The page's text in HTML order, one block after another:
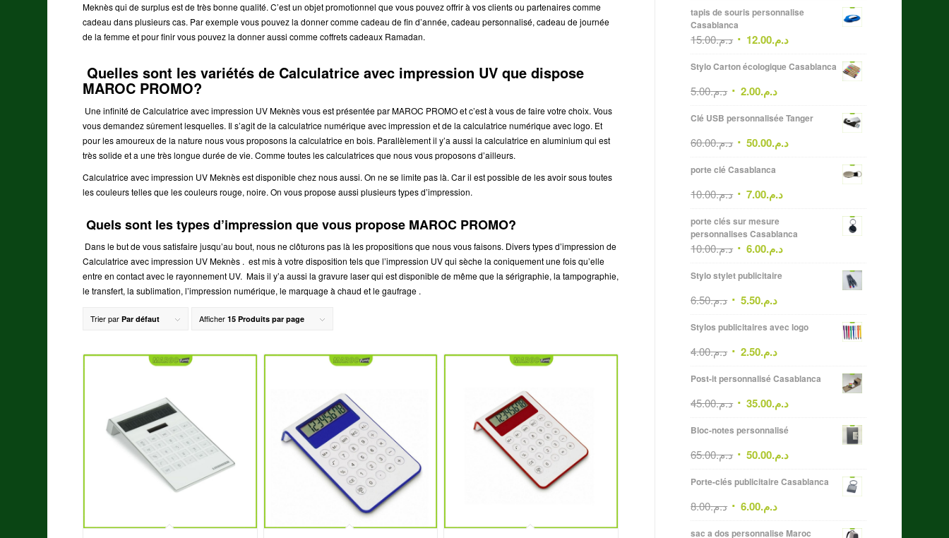
Meknès qui de surplus est de très bonne qualité. C’est un objet promotionnel que vous pouvez offrir à vos clients ou partenaires comme
cadeau dans plusieurs cas. Par exemple vous pouvez la donner comme cadeau de fin d’année, cadeau personnalisé, cadeau de journée
de la femme et pour finir vous pouvez la donner aussi comme coffrets cadeaux Ramadan.
Quelles sont les variétés de Calculatrice avec impression UV que dispose
MAROC PROMO?
Une infinité de Calculatrice avec impression UV Meknès vous est présentée par MAROC PROMO et c’est à vous de faire votre choix. Vous
vous demandez sûrement lesquelles. Il s’agit de la calculatrice numérique avec impression et de la calculatrice numérique avec logo. Et
pour les amoureux de la nature nous vous proposons la calculatrice en bois. Parallèlement il y’a aussi la calculatrice en aluminium qui est
très solide et a une très longue durée de vie. Comme toutes les calculatrices que nous vous proposons d’ailleurs.
Calculatrice avec impression UV Meknès est disponible chez nous aussi.On ne se limite pas là. Car il est possible de les avoir sous toutes
les couleurs telles que les couleurs rouge, noire. On vous propose aussi plusieurs types d’impression.
Quels sont les types d’impression que vous propose MAROC PROMO?
Dans le but de vous satisfaire jusqu’au bout, nous ne clôturons pas là les propositions que nous vous faisons. Divers types d’impression de
Calculatrice avec impression UV Meknès . est mis à votre disposition tels que l’impression UV qui sèche la coniquement une fois qu’elle
entre en contact avec le rayonnement UV. Mais il y’a aussi la gravure laser qui est disponible de même que la sérigraphie, la tampographie,
le transfert, la sublimation, l’impression numérique, le marquage à chaud et le gaufrage .
Trier parPar défaut Afficher15 Produits par page
tapis de souris personnalise
Casablanca
د.م.15.00 د.م.12.00
Stylo Carton écologique Casablanca
د.م.5.00 د.م.2.00
Clé USB personnalisée Tanger
د.م.60.00 د.م.50.00
porte clé Casablanca
د.م.10.00 د.م.7.00
porte clés sur mesure
personnalises Casablanca
د.م.10.00 د.م.6.00
Stylo stylet publicitaire
د.م.6.50 د.م.5.50
Stylos publicitaires avec logo
د.م.4.00 د.م.2.50
Post-it personnalisé Casablanca
د.م.45.00 د.م.35.00
Bloc-notes personnalisé
د.م.65.00 د.م.50.00
Porte-clés publicitaire Casablanca
د.م.8.00 د.م.6.00
sac a dos personnalise Maroc